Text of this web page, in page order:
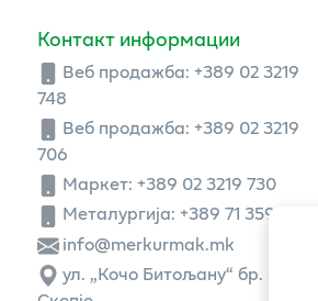
Контакт информации
Веб продажба: +389 02 3219
748
Веб продажба: +389 02 3219
706
Маркет: +389 02 3219 730
Металургија: +389 71 359 504
info@merkurmak.mk
ул. „Кочо Битољану“ бр. 3,